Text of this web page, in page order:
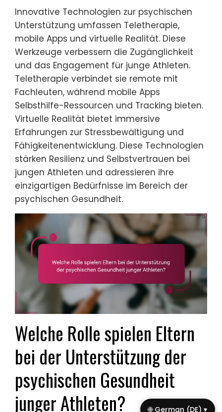
Innovative Technologien zur psychischen
Unterstützung umfassen Teletherapie,
mobile Apps und virtuelle Realität. Diese
Werkzeuge verbessern die Zugänglichkeit
und das Engagement für junge Athleten.
Teletherapie verbindet sie remote mit
Fachleuten, während mobile Apps
Selbsthilfe-Ressourcen und Tracking bieten.
Virtuelle Realität bietet immersive
Erfahrungen zur Stressbewältigung und
Fähigkeitenentwicklung. Diese Technologien
stärken Resilienz und Selbstvertrauen bei
jungen Athleten und adressieren ihre
einzigartigen Bedürfnisse im Bereich der
psychischen Gesundheit.
Welche Rolle spielen Eltern
bei der Unterstützung der
psychischen Gesundheit
junger Athleten?
🌐 German (DE) ▾